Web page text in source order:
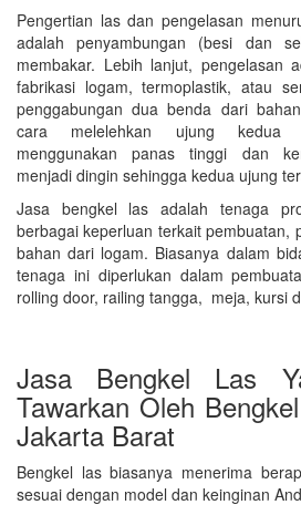
Pengertian las dan pengelasan
adalah penyambungan (besi dan
membakar. Lebih lanjut, pengelasan
fabrikasi logam, termoplastik, atau
penggabungan dua benda dari
cara melelehkan ujung kedua
menggunakan panas tinggi dan
menjadi dingin sehingga kedua ujung
Jasa bengkel las adalah tenaga
berbagai keperluan terkait pembuatan,
bahan dari logam. Biasanya dalam
tenaga ini diperlukan dalam
rolling door, railing tangga, meja, kursi
Jasa Bengkel Las
Tawarkan Oleh
Jakarta Barat
Bengkel las biasanya menerima
sesuai dengan model dan keinginan